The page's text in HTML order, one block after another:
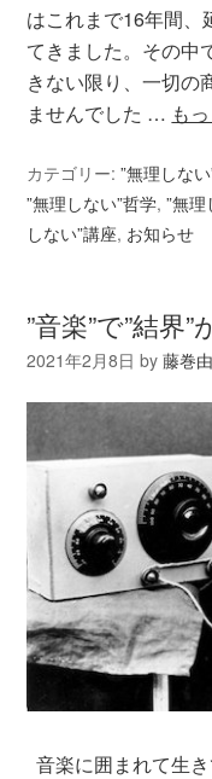
はこれまで16年間、
てきました。その中
きない限り、一切の
ませんでした … も
カテゴリー:”無理しな
”無理しない”哲学,”無理
しない”講座, お知らせ
”音楽”で”結界
2021年2月8日 by藤巻
音楽に囲まれて生